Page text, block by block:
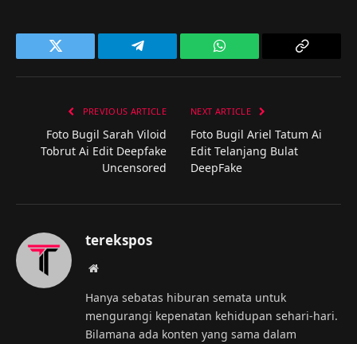
Twitter Telegram WhatsApp
PREVIOUS ARTICLE
Foto Bugil Sarah Viloid
Tobrut Ai Edit Deepfake
Uncensored
NEXT ARTICLE
Foto Bugil Ariel Tatum Ai
Edit Telanjang Bulat
DeepFake
terekspos
Website
Hanya sebatas hiburan semata untuk
mengurangi kepenatan kehidupan sehari-hari.
Bilamana ada konten yang sama dalam